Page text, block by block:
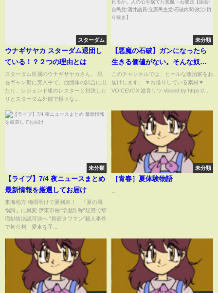
スターダム
ウナギサヤカ スターダム退団し
ている！？２つの理由とは
スターダム所属のウナギサヤカさん。 現
在ギャン期に突入中で、他団体の試合に出
たり、レジェンド級のレスターと対決した
りとスターダム外部で様々な...
未分類
【悪魔の石破】ガンになったら
生きる価値がない。そんな奴ら
には税金なんか使ってられる
か。人の心を捨てた悪魔・石破
茂【国会/自民党/酒井議員/立憲民
このチャンネルでは、ヒールな政治家をお
届けします。 ▼お借りしている素材▼
VOICEVOX:波音リツ Voiced by https://...
未分類
【ライブ】7/4 夜ニュースまとめ
最新情報を厳選してお届け
東海地方 梅雨明けで夏到来！ 「夏の風
物詩」に異変 伊東市長“学歴詐称”疑惑で辞
職勧告決議可決へ “新宿タワマン”殺人事件
で初公判 愛車を手...
未分類
［青春］夏体験物語